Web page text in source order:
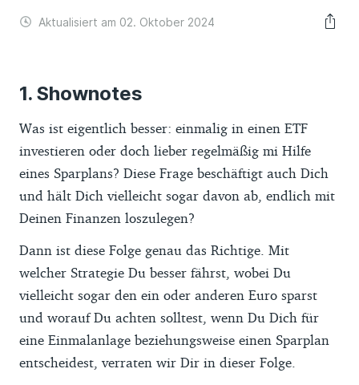
Aktualisiert am 02. Oktober 2024
Shownotes
Was ist eigentlich besser: einmalig in einen ETF
investieren oder doch lieber regelmäßig mi Hilfe
eines Sparplans? Diese Frage beschäftigt auch Dich
und hält Dich vielleicht sogar davon ab, endlich mit
Deinen Finanzen loszulegen?
Dann ist diese Folge genau das Richtige. Mit
welcher Strategie Du besser fährst, wobei Du
vielleicht sogar den ein oder anderen Euro sparst
und worauf Du achten solltest, wenn Du Dich für
eine Einmalanlage beziehungsweise einen Sparplan
entscheidest, verraten wir Dir in dieser Folge.